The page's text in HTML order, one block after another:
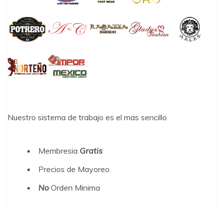
Nuestro sistema de trabajo es el mas sencillo
Membresia Gratis
Precios de Mayoreo
No Orden Minima